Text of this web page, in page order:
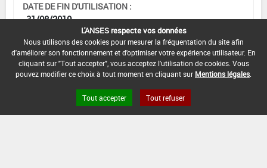
DATE DE FIN D'UTILISATION :
31/08/2010
[15105915] Seigle*Désherbage
D'EMPLOI
NOMBRE MAX
D'APPLICATION
DÉLAIS AVANT
RÉCOLTE
L'ANSES respecte vos données
Nous utilisons des cookies pour mesurer la fréquentation du site afin
d'améliorer son fonctionnement et d'optimiser votre expérience utilisateur. En
cliquant sur "Tout accepter", vous acceptez l'utilisation de cookies. Vous
pouvez modifier ce choix à tout moment en cliquant sur Mentions légales
Tout accepter Tout refuser